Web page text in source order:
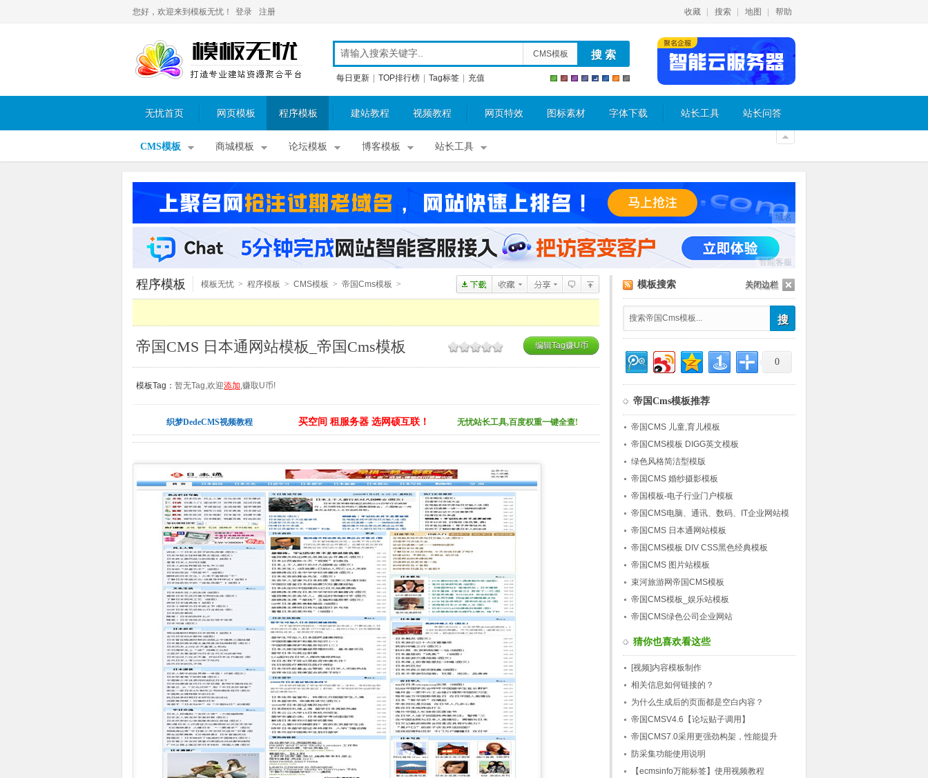
您好，欢迎来到模板无忧！ 登录 注册 收藏 搜索 地图 帮助
CMS模板
每日更新 TOP排行榜 Tag标签 充值
无忧首页 网页模板 程序模板 建站教程 视频教程 网页特效 图标素材 字体下载 站长工具 站长问答
CMS模板 商城模板 论坛模板 博客模板 站长工具
域名
智能客服
关闭边栏
程序模板 模板无忧 > 程序模板 > CMS模板 > 帝国Cms模板 >
帝国CMS 日本通网站模板_帝国Cms模板 编辑Tag赚U币
模板Tag： 暂无Tag,欢迎添加,赚取U币!
织梦DedeCMS视频教程 买空间 租服务器 选网硕互联！ 无忧站长工具,百度权重一键全查!
模板搜索
0
帝国Cms模板推荐
帝国CMS 儿童,育儿模板
帝国CMS模板 DIGG英文模板
绿色风格简洁型模版
帝国CMS 婚纱摄影模板
帝国模板-电子行业门户模板
帝国CMS电脑、通讯、数码、IT企业网站模
板 (标准代码)
帝国CMS 日本通网站模板
帝国CMS模板 DIV CSS黑色经典模板
帝国CMS 图片站模板
束河旅游网帝国CMS模板
帝国CMS模板_娱乐站模板
帝国CMS绿色公司企业网站
猜你也喜欢看这些
[视频]内容模板制作
相关信息如何链接的？
为什么生成后的页面都是空白内容？
帝国CMSV4.6【论坛贴子调用】
帝国CMS7.0采用更强劲构架，性能提升
30％
防采集功能使用说明
【ecmsinfo万能标签】使用视频教程